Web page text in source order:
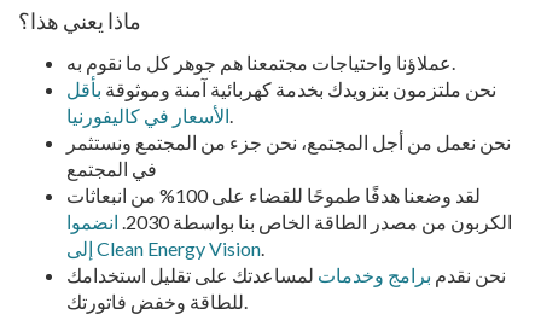
ماذا يعني هذا؟
عملاؤنا واحتياجات مجتمعنا هم جوهر كل ما نقوم به.
نحن ملتزمون بتزويدك بخدمة كهربائية آمنة وموثوقة بأقل
الأسعار في كاليفورنيا.
نحن نعمل من أجل المجتمع، نحن جزء من المجتمع ونستثمر
في المجتمع
لقد وضعنا هدفًا طموحًا للقضاء على 100% من انبعاثات
الكربون من مصدر الطاقة الخاص بنا بواسطة 2030.
انضموا
إلى Clean Energy Vision.
نحن نقدم برامج وخدمات لمساعدتك على تقليل استخدامك
للطاقة وخفض فاتورتك.